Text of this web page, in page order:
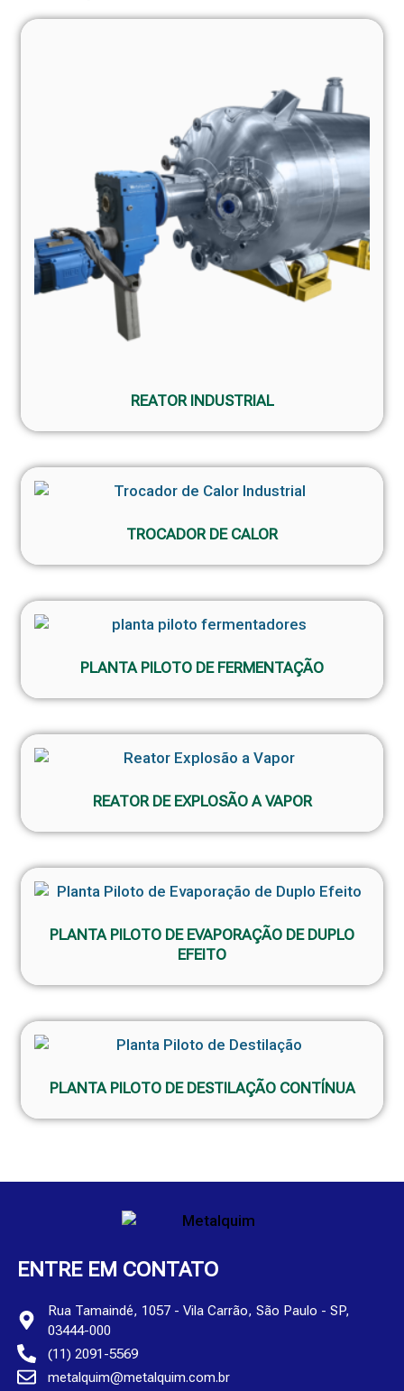
REATOR INDUSTRIAL
TROCADOR DE CALOR
PLANTA PILOTO DE FERMENTAÇÃO
REATOR DE EXPLOSÃO A VAPOR
PLANTA PILOTO DE EVAPORAÇÃO DE DUPLO
EFEITO
PLANTA PILOTO DE DESTILAÇÃO CONTÍNUA
ENTRE EM CONTATO
Rua Tamaindé, 1057 - Vila Carrão, São Paulo - SP,
03444-000
(11) 2091-5569
metalquim@metalquim.com.br